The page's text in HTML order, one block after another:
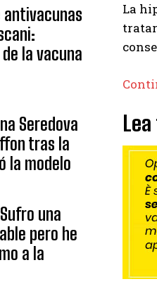
antivacunas
la vacuna
Seredova
tras la
la modelo
una
pero he
a la
La